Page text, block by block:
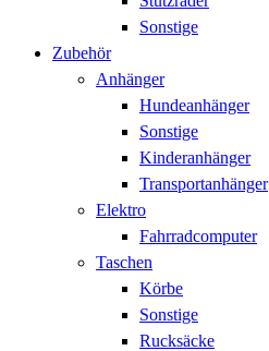
Sonstige
Zubehör
Anhänger
Hundeanhänger
Sonstige
Kinderanhänger
Transportanhänger
Elektro
Fahrradcomputer
Taschen
Körbe
Sonstige
Rucksäcke